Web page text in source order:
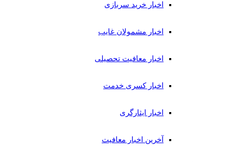
اخبار خرید سربازی
اخبار مشمولان غایب
اخبار معافیت تحصیلی
اخبار کسری خدمت
اخبار ایثارگری
آخرین اخبار معافیت